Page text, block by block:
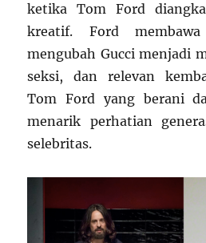
ketika Tom Ford
kreatif. Ford
mengubah Gucci menjadi
seksi, dan relevan
Tom Ford yang berani
menarik perhatian
selebritas.